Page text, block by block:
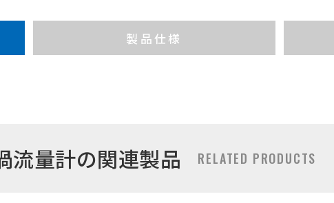
製品仕様
流量計の関連製品 RELATED PRODUCTS